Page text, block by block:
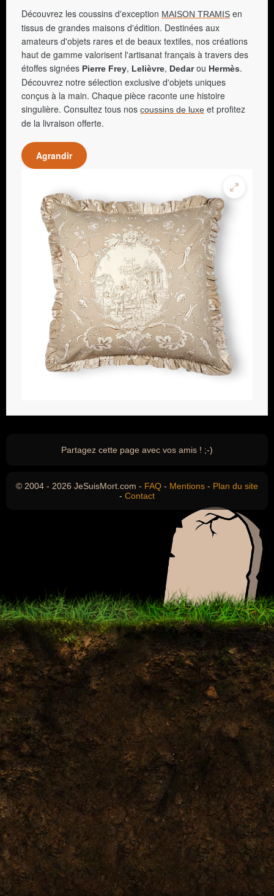
Découvrez les coussins d'exception MAISON TRAMIS en
tissus de grandes maisons d'édition. Destinées aux
amateurs d'objets rares et de beaux textiles, nos créations
haut de gamme valorisent l'artisanat français à travers des
étoffes signées Pierre Frey, Lelièvre, Dedarou Hermès.
Découvrez notre sélection exclusive d'objets uniques
conçus à la main. Chaque pièce raconte une histoire
singulière. Consultez tous nos coussins de luxe et profitez
de la livraison offerte.
Agrandir
Partagez cette page avec vos amis ! ;-)
© 2004 - 2026 JeSuisMort.com - FAQ - Mentions - Plan du site
- Contact